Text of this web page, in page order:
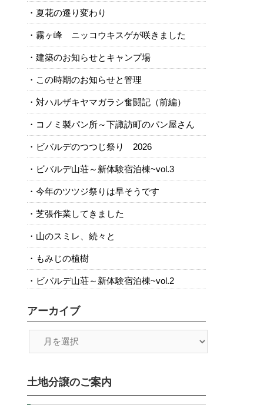
夏花の遷り変わり
霧ヶ峰 ニッコウキスゲが咲きました
建築のお知らせとキャンプ場
この時期のお知らせと管理
対ハルザキヤマガラシ奮闘記（前編）
コノミ製パン所～下諏訪町のパン屋さん
ビバルデのつつじ祭り 2026
ビバルデ山荘～新体験宿泊棟~vol.3
今年のツツジ祭りは早そうです
芝張作業してきました
山のスミレ、続々と
もみじの植樹
ビバルデ山荘～新体験宿泊棟~vol.2
アーカイブ
土地分譲のご案内